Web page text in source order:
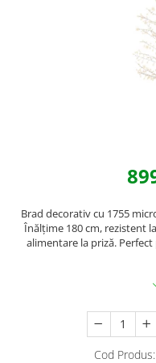
Brad decorativ cu 1755
Înălțime 180 cm, rezistent
alimentare la priză.
Cod Produs: